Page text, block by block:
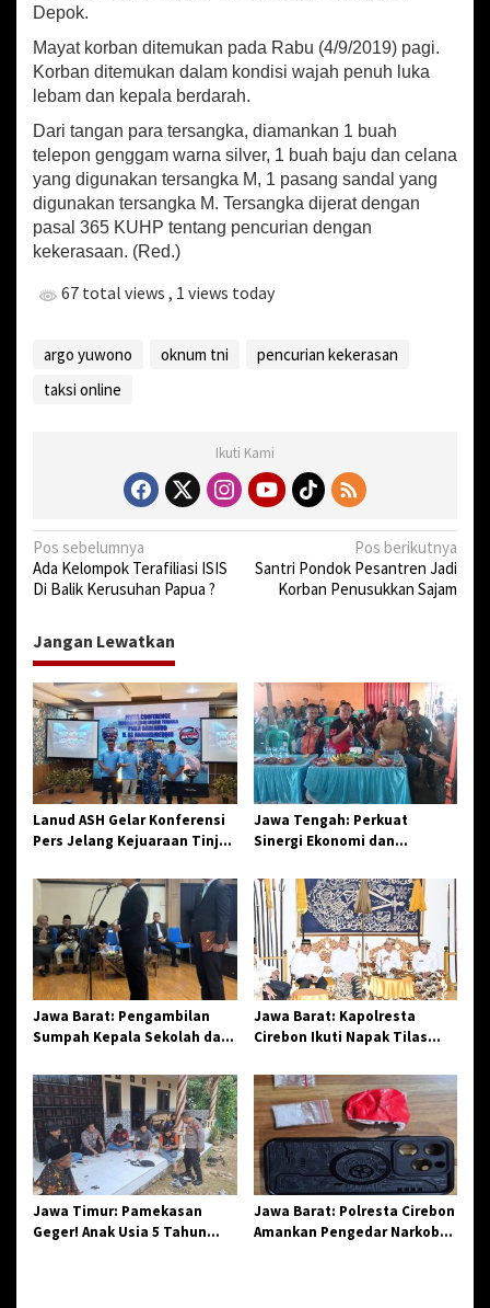
h
S
o
i
r
T
k
s
i
n
Depok.
Mayat korban ditemukan pada Rabu (4/9/2019) pagi.
Korban ditemukan dalam kondisi wajah penuh luka
lebam dan kepala berdarah.
Dari tangan para tersangka, diamankan 1 buah
telepon genggam warna silver, 1 buah baju dan celana
yang digunakan tersangka M, 1 pasang sandal yang
digunakan tersangka M. Tersangka dijerat dengan
pasal 365 KUHP tentang pencurian dengan
kekerasaan. (Red.)
67 total views , 1 views today
argo yuwono oknum tni
pencurian kekerasan
taksi online
Ikuti Kami
N
a
i
g
a
s
i
p
o
Pos sebelumnya
Ada Kelompok Terafiliasi ISIS
Di Balik Kerusuhan Papua ?
Pos berikutnya
Santri Pondok Pesantren Jadi
Korban Penusukkan Sajam
Jangan Lewatkan
Lanud ASH Gelar Konferensi
Pers Jelang Kejuaraan Tinju
2026
Jawa Tengah: Perkuat
Sinergi Ekonomi dan
Jangkar Gelar Halal Bi Halal
di Losari
Jawa Barat: Pengambilan
Sumpah Kepala Sekolah dan
Penegasan Integritas
Aparatur Pendidikan dan
Birokrasi
Jawa Barat: Kapolresta
Cirebon Ikuti Napak Tilas
Sinergi dan Pelestarian
Sejarah
Jawa Timur: Pamekasan
Geger! Anak Usia 5 Tahun
Jawa Barat: Polresta Cirebon
Amankan Pengedar Narkoba